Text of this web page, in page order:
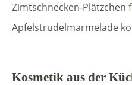
Zimtschnecken-Plätzchen
Apfelstrudelmarmelade
Kosmetik aus der